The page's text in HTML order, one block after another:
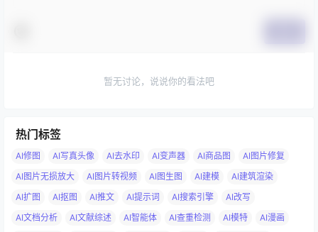
暂无讨论，说说你的看法吧
热门标签
AI修图 AI写真头像 AI去水印 AI变声器 AI商品图
AI图片修复
AI图片无损放大
AI图片转视频 AI图生图 AI建模
AI建筑渲染
AI扩图
AI抠图 AI推文 AI提示词 AI搜索引擎
AI改写
AI文档分析
AI文献综述 AI智能体 AI查重检测 AI模特
AI漫画